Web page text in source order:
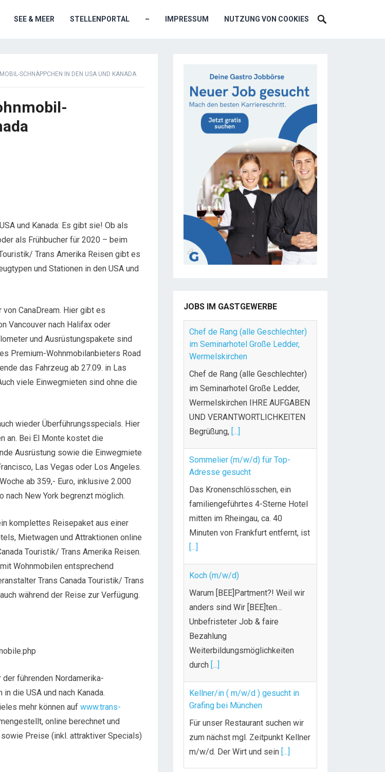
SEE & MEER STELLENPORTAL – IMPRESSUM NUTZUNG VON COOKIES
SCHNÄPPCHEN IN DEN USA UND KANADA
und Kanada: Es gibt sie! Ob als
als Frühbucher für 2020 – beim
Trans Amerika Reisen gibt es
und Stationen in den USA und
CanaDream. Hier gibt es
Vancouver nach Halifax oder
und Ausrüstungspakete sind
Premium-Wohnmobilanbieters Road
das Fahrzeug ab 27.09. in Las
viele Einwegmieten sind ohne die
wieder Überführungsspecials. Hier
an. Bei El Monte kostet die
Ausrüstung sowie die Einwegmiete
Las Vegas oder Los Angeles.
ab 359,- Euro, inklusive 2.000
nach New York begrenzt möglich.
komplettes Reisepaket aus einer
Mietwagen und Attraktionen online
Touristik/ Trans Amerika Reisen.
Wohnmobilen entsprechend
Trans Canada Touristik/ Trans
während der Reise zur Verfügung.
der führenden Nordamerika-
die USA und nach Kanada.
mehr können auf www.trans-
online berechnet und
Preise (inkl. attraktiver Specials)
JOBS IM GASTGEWERBE
Chef de Rang (alle Geschlechter)
im Seminarhotel Große Ledder,
Wermelskirchen
Chef de Rang (alle Geschlechter)
im Seminarhotel Große Ledder,
Wermelskirchen IHRE AUFGABEN
UND VERANTWORTLICHKEITEN
Begrüßung, [...]
Sommelier (m/w/d) für Top-
Adresse gesucht
Das Kronenschlösschen, ein
familiengeführtes 4-Sterne Hotel
mitten im Rheingau, ca. 40
Minuten von Frankfurt entfernt, ist
[...]
Koch (m/w/d)
Warum [BEE]Partment?! Weil wir
anders sind Wir [BEE]ten…
Unbefristeter Job & faire
Bezahlung
Weiterbildungsmöglichkeiten
durch [...]
Kellner/in ( m/w/d ) gesucht in
Grafing bei München
Für unser Restaurant suchen wir
zum nächst mgl. Zeitpunkt Kellner
m/w/d. Der Wirt und sein [...]